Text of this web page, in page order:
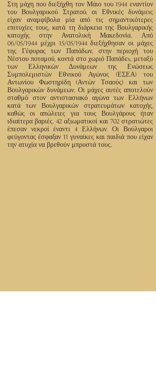
Στη μάχη που διεξήχθη τον Μάιο του 1944 εναντίον
του Βουλγαρικού Στρατού, οι Εθνικές δυνάμεις
είχαν αναμφίβολα μία από τις σημαντικότερες
επιτυχίες τους, κατά τη διάρκεια της Βουλγαρικής
κατοχής στην Ανατολική Μακεδονία. Από
06/05/1944 μέχρι 15/05/1944 διεξήχθησαν οι μάχες
της Γέφυρας των Παπάδων, στην περιοχή του
Νέστου ποταμού, κοντά στο χωριό Παπάδεs, μεταξύ
των Ελληνικών Δυνάμεων της Ενώσεως
Συμπολεμιστών Εθνικού Αγώνος (ΕΣΕΑ) του
Αντωνίου Φωστηρίδη (Αντών Τσαούς) και των
Βουλγαρικών δυνάμεων. Οι μάχες αυτές αποτελούν
σταθμό στον αντιστασιακό αγώνα των Ελλήνων
κατά των Βουλγαρικών στρατευμάτων κατοχής,
καθώς οι απώλειες για τους Βουλγάρους ήταν
ιδιαίτερα βαριές. 42 αξιωματικοί και 702 στρατιώτες
έπεσαν νεκροί έναντι 4 Ελλήνων. Οι Βούλγαροι
φεύγοντας έσφαξαν 11 γυναίκες και παιδιά που είχαν
την ατυχία να βρεθούν μπροστά τους.